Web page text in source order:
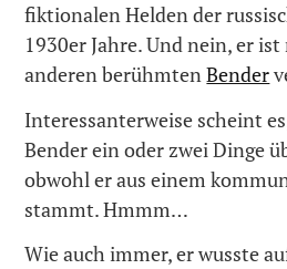
fiktionalen Helden der
1930er Jahre. Und nein, er
anderen berühmtenBender
Interessanterweise scheint
Bender ein oder zwei Dinge
obwohl er aus einem
stammt. Hmmm…
Wie auch immer, er wusste